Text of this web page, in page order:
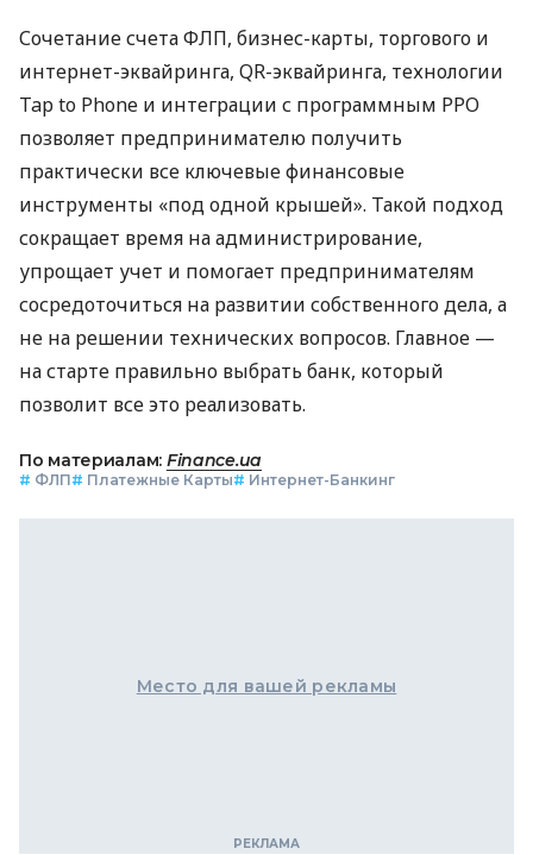
Сочетание счета ФЛП, бизнес-карты, торгового и
интернет-эквайринга, QR-эквайринга, технологии
Tap to Phone и интеграции с программным РРО
позволяет предпринимателю получить
практически все ключевые финансовые
инструменты «под одной крышей». Такой подход
сокращает время на администрирование,
упрощает учет и помогает предпринимателям
сосредоточиться на развитии собственного дела, а
не на решении технических вопросов. Главное —
на старте правильно выбрать банк, который
позволит все это реализовать.
По материалам: Finance.ua
# ФЛП# Платежные Карты# Интернет-Банкинг
Место для вашей рекламы